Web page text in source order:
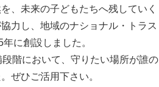
、未来の子どもたちへ残していく
力し、地域のナショナル・トラス
に創設しました。
階において、守りたい場所が誰の
ぜひご活用下さい。